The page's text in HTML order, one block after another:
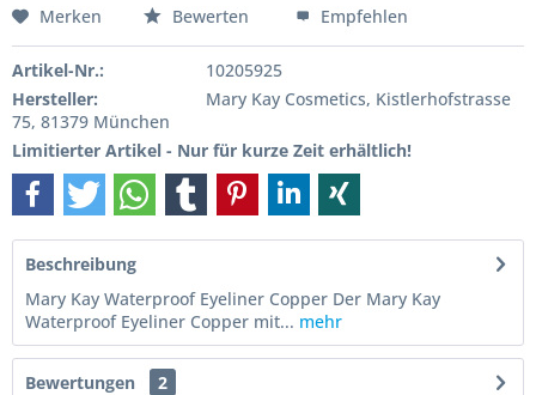
Merken Bewerten Empfehlen
Artikel-Nr.:
10205925
Hersteller:
Mary Kay Cosmetics, Kistlerhofstrasse
75, 81379 München
Limitierter Artikel - Nur für kurze Zeit erhältlich!
Beschreibung
Mary Kay Waterproof Eyeliner Copper Der Mary Kay
Waterproof Eyeliner Copper mit... mehr
Bewertungen
2